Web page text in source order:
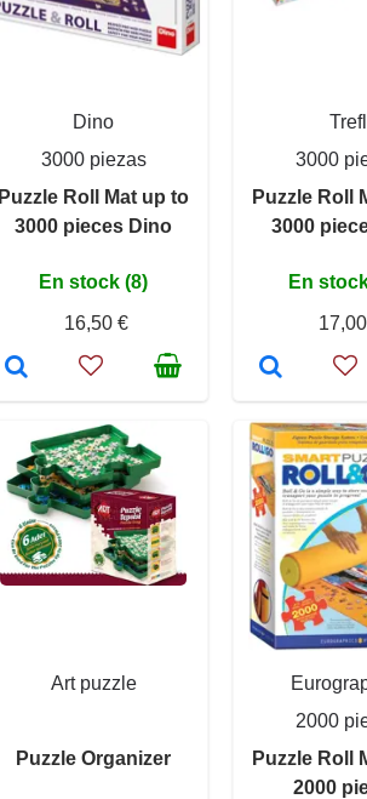
Dino
3000 piezas
Puzzle Roll Mat up to
3000 pieces Dino
En stock (8)
16,50 €
Trefl
3000
Puzzle Roll
3000
En
Art puzzle
Puzzle Organizer
2000
Puzzle Roll
2000